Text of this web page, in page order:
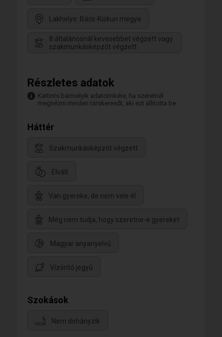
Lakhelye: Bács-Kiskun megye
8 általánosnál kevesebbet végzett vagy
szakmunkásképzőt végzett
Részletes adatok
Kattints bármelyik adatcímkére, ha szeretnél
megnézni minden társkeresőt, aki ezt állította be.
Háttér
Szakmunkásképzőt végzett
Elvált
Van gyereke, de nem vele él
Még nem tudja, hogy szeretne-e gyereket
Magyar anyanyelvű
Vízöntő jegyű
Szokások
Nem dohányzik